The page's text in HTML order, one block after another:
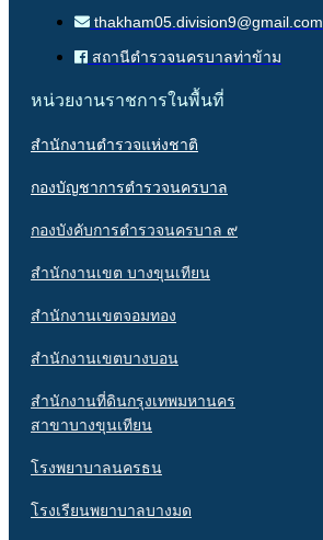
thakham05.division9@gmail.com
สถานีตำรวจนครบาลท่าข้าม
หน่วยงานราชการในพื้นที่
สำนักงานตำรวจแห่งชาติ
กองบัญชาการตำรวจนครบาล
กองบังคับการตำรวจนครบาล ๙
สำนักงานเขต บางขุนเทียน
สำนักงานเขตจอมทอง
สำนักงานเขตบางบอน
สำนักงานที่ดินกรุงเทพมหานคร
สาขาบางขุนเทียน
โรงพยาบาลนครธน
โรงเรียนพยาบาลบางมด